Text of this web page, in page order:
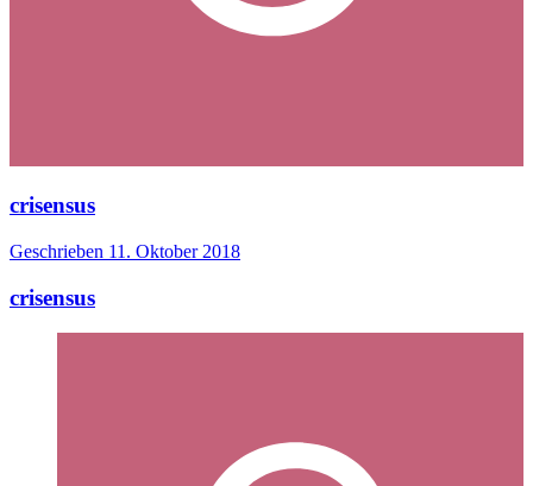
crisensus
Geschrieben 11. Oktober 2018
crisensus